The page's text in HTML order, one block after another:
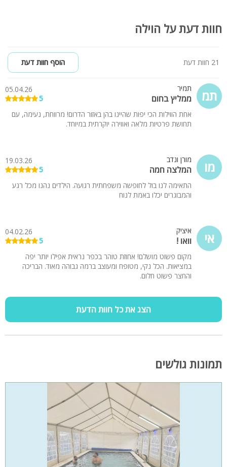
חוות דעת על הוילה
21 חוות דעת הוסף חוות דעת
תמ תמיר
ממליץ בחום
05.04.26
5
אחת הווילות הכי יפות שהיינו בהן באזור הדרום! מרווחת, נעימה, עם
תחושת פרטיות מלאה ואווירה יוקרתית במיוחד.
מו מורן ונדב
המלצה חמה
19.03.26
5
התאימה לנו בול לחופשה משפחתית רגועה. הילדים נהנו מכל רגע
והמבוגרים יכלו באמת לנוח
אי איציק
וואו !
04.02.26
5
מקום פשוט מושלם! אחוזת טוהר בכפר נראית אפילו יותר יפה
במציאות. הכל נקי, מטופח ומעוצב ברמה גבוהה מאוד. הבריכה
והחצר פשוט חלום.
הצג את כל חוות הדעת
תמונות גולשים